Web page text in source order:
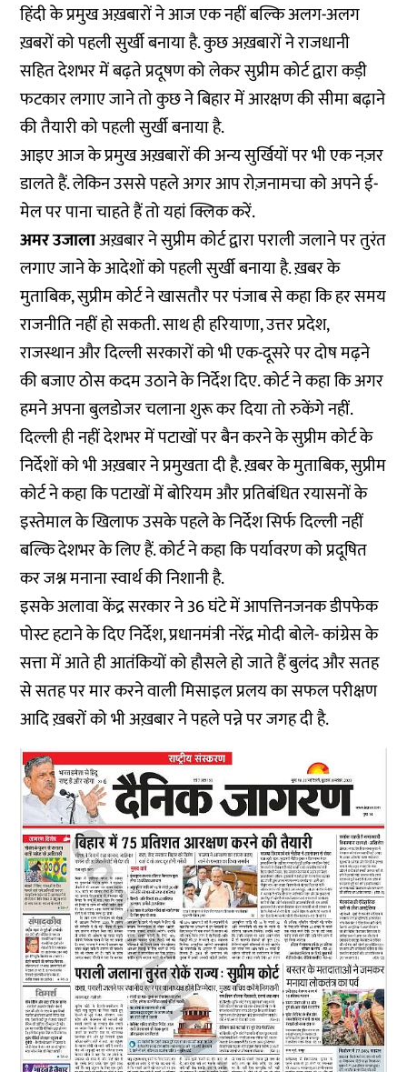
हिंदी के प्रमुख अख़बारों ने आज एक नहीं बल्कि अलग-अलग
ख़बरों को पहली सुर्खी बनाया है. कुछ अख़बारों ने राजधानी
सहित देशभर में बढ़ते प्रदूषण को लेकर सुप्रीम कोर्ट द्वारा कड़ी
फटकार लगाए जाने तो कुछ ने बिहार में आरक्षण की सीमा बढ़ाने
की तैयारी को पहली सुर्खी बनाया है.
आइए आज के प्रमुख अख़बारों की अन्य सुर्खियों पर भी एक नज़र
डालते हैं. लेकिन उससे पहले अगर आप रोज़नामचा को अपने ई-
मेल पर पाना चाहते हैं तोयहांक्लिक करें.
अमर उजालाअख़बार ने सुप्रीम कोर्ट द्वारा पराली जलाने पर तुरंत
लगाए जाने के आदेशों को पहली सुर्खी बनाया है. ख़बर के
मुताबिक, सुप्रीम कोर्ट ने खासतौर पर पंजाब से कहा कि हर समय
राजनीति नहीं हो सकती. साथ ही हरियाणा, उत्तर प्रदेश,
राजस्थान और दिल्ली सरकारों को भी एक-दूसरे पर दोष मढ़ने
की बजाए ठोस कदम उठाने के निर्देश दिए. कोर्ट ने कहा कि अगर
हमने अपना बुलडोजर चलाना शुरू कर दिया तो रुकेंगे नहीं.
दिल्ली ही नहीं देशभर में पटाखों पर बैन करने के सुप्रीम कोर्ट के
निर्देशों को भी अख़बार ने प्रमुखता दी है. ख़बर के मुताबिक, सुप्रीम
कोर्ट ने कहा कि पटाखों में बोरियम और प्रतिबंधित रयासनों के
इस्तेमाल के खिलाफ उसके पहले के निर्देश सिर्फ दिल्ली नहीं
बल्कि देशभर के लिए हैं. कोर्ट ने कहा कि पर्यावरण को प्रदूषित
कर जश्न मनाना स्वार्थ की निशानी है.
इसके अलावा केंद्र सरकार ने 36 घंटे में आपत्तिनजनक डीपफेक
पोस्ट हटाने के दिए निर्देश, प्रधानमंत्री नरेंद्र मोदी बोले- कांग्रेस के
सत्ता में आते ही आतंकियों को हौसले हो जाते हैं बुलंद और सतह
से सतह पर मार करने वाली मिसाइल प्रलय का सफल परीक्षण
आदि ख़बरों को भी अख़बार ने पहले पन्ने पर जगह दी है.